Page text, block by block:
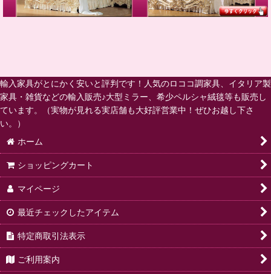
輸入家具がとにかく安いと評判です！人気のロココ調家具、イタリア製
家具・雑貨などの輸入販売♪大型ミラー、希少ペルシャ絨毯等も販売し
ています。（実物が見れる実店舗も大好評営業中！ぜひお越し下さ
い。）
ホーム
ショッピングカート
マイページ
最近チェックしたアイテム
特定商取引法表示
ご利用案内